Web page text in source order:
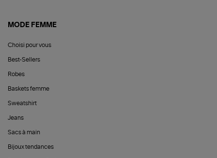
MODE FEMME
Choisi pour vous
Best-Sellers
Robes
Baskets femme
Sweatshirt
Jeans
Sacs à main
Bijoux tendances